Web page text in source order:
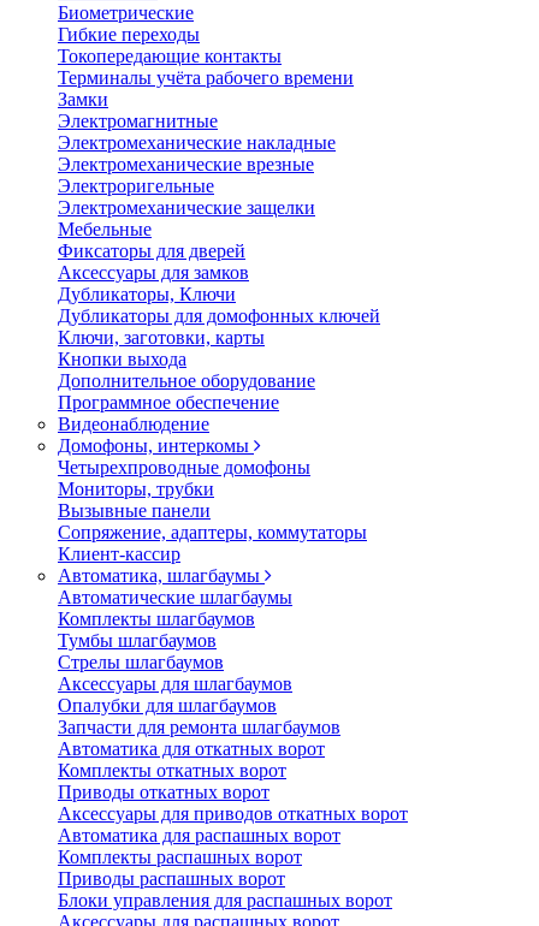
Биометрические
Гибкие переходы
Токопередающие контакты
Терминалы учёта рабочего времени
Замки
Электромагнитные
Электромеханические накладные
Электромеханические врезные
Электроригельные
Электромеханические защелки
Мебельные
Фиксаторы для дверей
Аксессуары для замков
Дубликаторы, Ключи
Дубликаторы для домофонных ключей
Ключи, заготовки, карты
Кнопки выхода
Дополнительное оборудование
Программное обеспечение
Видеонаблюдение
Домофоны, интеркомы
Четырехпроводные домофоны
Мониторы, трубки
Вызывные панели
Сопряжение, адаптеры, коммутаторы
Клиент-кассир
Автоматика, шлагбаумы
Автоматические шлагбаумы
Комплекты шлагбаумов
Тумбы шлагбаумов
Стрелы шлагбаумов
Аксессуары для шлагбаумов
Опалубки для шлагбаумов
Запчасти для ремонта шлагбаумов
Автоматика для откатных ворот
Комплекты откатных ворот
Приводы откатных ворот
Аксессуары для приводов откатных ворот
Автоматика для распашных ворот
Комплекты распашных ворот
Приводы распашных ворот
Блоки управления для распашных ворот
Аксессуары для распашных ворот